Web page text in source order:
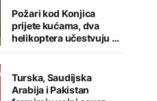
Požari kod Konjica
prijete kućama, dva
helikoptera učestvuju u
gašenju
Turska, Saudijska
Arabija i Pakistan